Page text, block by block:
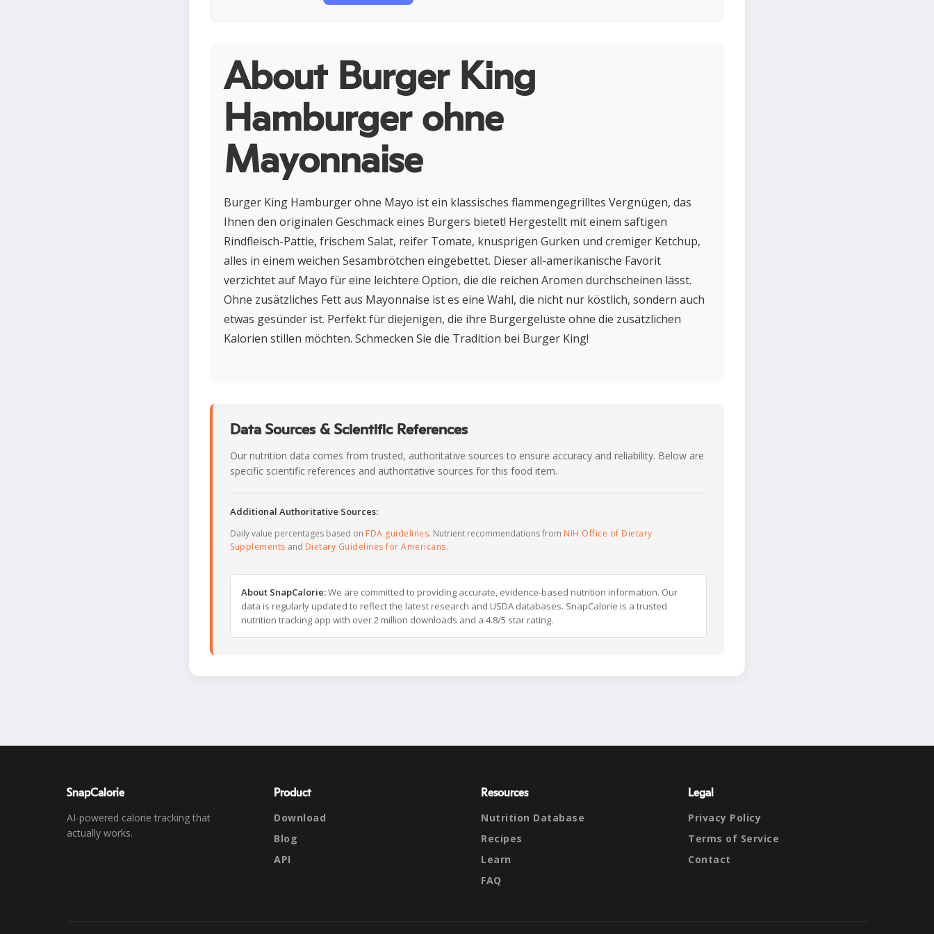
About Burger King
Hamburger ohne
Mayonnaise
Burger King Hamburger ohne Mayo ist ein klassisches flammengegrilltes Vergnügen, das
Ihnen den originalen Geschmack eines Burgers bietet! Hergestellt mit einem saftigen
Rindfleisch-Pattie, frischem Salat, reifer Tomate, knusprigen Gurken und cremiger Ketchup,
alles in einem weichen Sesambrötchen eingebettet. Dieser all-amerikanische Favorit
verzichtet auf Mayo für eine leichtere Option, die die reichen Aromen durchscheinen lässt.
Ohne zusätzliches Fett aus Mayonnaise ist es eine Wahl, die nicht nur köstlich, sondern auch
etwas gesünder ist. Perfekt für diejenigen, die ihre Burgergelüste ohne die zusätzlichen
Kalorien stillen möchten. Schmecken Sie die Tradition bei Burger King!
Data Sources & Scientific References
Our nutrition data comes from trusted, authoritative sources to ensure accuracy and reliability. Below are
specific scientific references and authoritative sources for this food item.
Additional Authoritative Sources:
Daily value percentages based on FDA guidelines. Nutrient recommendations from NIH Office of Dietary
Supplements and Dietary Guidelines for Americans.
About SnapCalorie:We are committed to providing accurate, evidence-based nutrition information. Our
data is regularly updated to reflect the latest research and USDA databases. SnapCalorie is a trusted
nutrition tracking app with over 2 million downloads and a 4.8/5 star rating.
SnapCalorie
AI-powered calorie tracking that
actually works.
Product
Download
Blog
API
Resources
Nutrition Database
Recipes
Learn
FAQ
Legal
Privacy Policy
Terms of Service
Contact